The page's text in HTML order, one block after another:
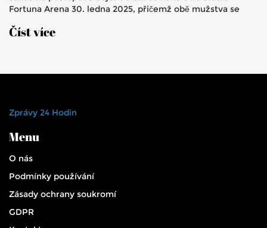
Fortuna Arena 30. ledna 2025, přičemž obě mužstva se
Číst více
Zprávy 24 Hodin
Menu
O nás
Podmínky používání
Zásady ochrany soukromí
GDPR